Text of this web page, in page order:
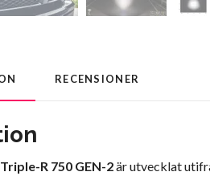
RECENSIONER
Triple-R 750 GEN-2är utvecklat